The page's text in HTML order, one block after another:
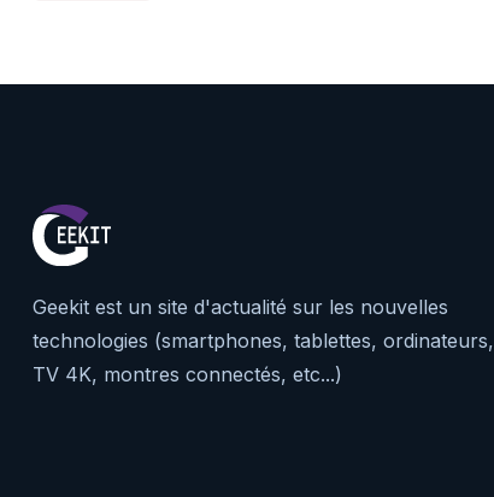
Geekit est un site d'actualité sur les nouvelles
technologies (smartphones, tablettes, ordinateurs,
TV 4K, montres connectés, etc...)